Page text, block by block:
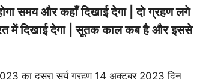
समय और कहाँ दिखाई देगा | दो ग्रहण लगे
में दिखाई देगा | सूतक काल कब है और इससे
का दूसरा सूर्य ग्रहण 14 अक्टूबर 2023 दिन